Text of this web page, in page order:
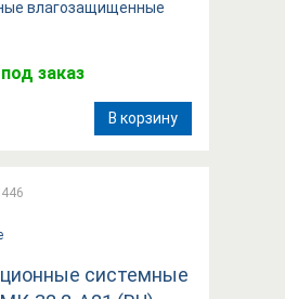
влагозащищенные
под заказ
В корзину